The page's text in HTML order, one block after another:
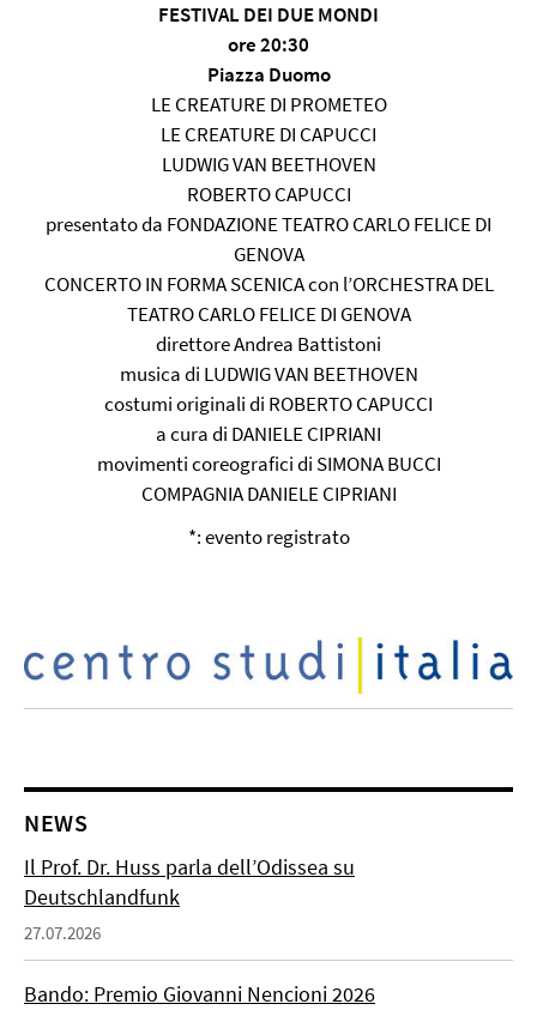
FESTIVAL DEI DUE MONDI
ore 20:30
Piazza Duomo
LE CREATURE DI PROMETEO
LE CREATURE DI CAPUCCI
LUDWIG VAN BEETHOVEN
ROBERTO CAPUCCI
presentato da FONDAZIONE TEATRO CARLO FELICE DI
GENOVA
CONCERTO IN FORMA SCENICA con l’ORCHESTRA DEL
TEATRO CARLO FELICE DI GENOVA
direttore Andrea Battistoni
musica di LUDWIG VAN BEETHOVEN
costumi originali di ROBERTO CAPUCCI
a cura di DANIELE CIPRIANI
movimenti coreografici di SIMONA BUCCI
COMPAGNIA DANIELE CIPRIANI
*: evento registrato
NEWS
Il Prof. Dr. Huss parla dell’Odissea su
Deutschlandfunk
27.07.2026
Bando: Premio Giovanni Nencioni 2026